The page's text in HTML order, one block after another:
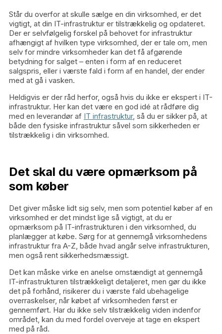
Står du overfor at skulle sælge en din virksomhed, er det
vigtigt, at din IT-infrastruktur er tilstrækkelig og opdateret.
Der er selvfølgelig forskel på behovet for infrastruktur
afhængigt af hvilken type virksomhed, der er tale om, men
selv for mindre virksomheder kan det få afgørende
betydning for salget – enten i form af en reduceret
salgspris, eller i værste fald i form af en handel, der ender
med at gå i vasken.
Heldigvis er der råd herfor, også hvis du ikke er ekspert i IT-
infrastruktur. Her kan det være en god idé at rådføre dig
med en leverandør af IT infrastruktur, så du er sikker på, at
både den fysiske infrastruktur såvel som sikkerheden er
tilstrækkelig i din virksomhed.
Det skal du være opmærksom på
som køber
Det giver måske lidt sig selv, men som potentiel køber af en
virksomhed er det mindst lige så vigtigt, at du er
opmærksom på IT-infrastrukturen i den virksomhed, du
planlægger at købe. Sørg for at gennemgå virksomhedens
infrastruktur fra A-Z, både hvad angår selve infrastrukturen,
men også rent sikkerhedsmæssigt.
Det kan måske virke en anelse omstændigt at gennemgå
IT-infrastrukturen tilstrækkeligt detaljeret, men gør du ikke
det på forhånd, risikerer du i værste fald ubehagelige
overraskelser, når købet af virksomheden først er
gennemført. Har du ikke selv tilstrækkelig viden indenfor
området, kan du med fordel overveje at tage en ekspert
med på råd.